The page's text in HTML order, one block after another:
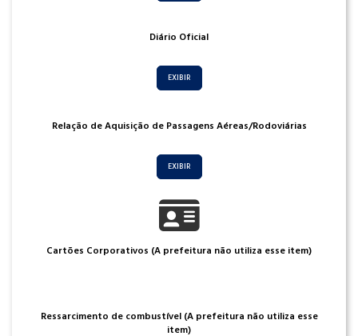
Diário Oficial
EXIBIR
Relação de Aquisição de Passagens Aéreas/Rodoviárias
EXIBIR
Cartões Corporativos (A prefeitura não utiliza esse item)
Ressarcimento de combustível (A prefeitura não utiliza esse
item)